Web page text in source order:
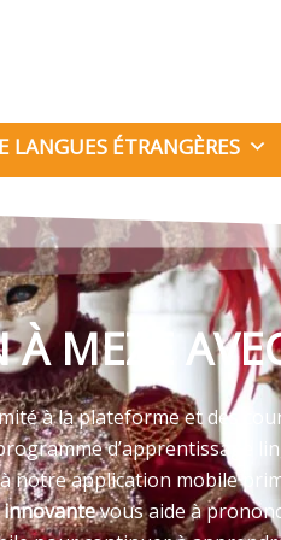
LANGUES ÉTRANGÈRES
MEZE
à la plateforme et des
d’apprentissage
notre application mobile
innovantevous aide à